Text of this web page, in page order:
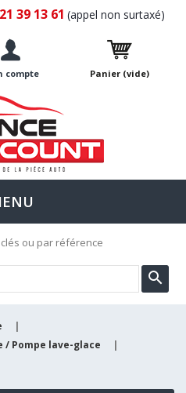
39 13 61 (appel non surtaxé)
compte Panier (vide)
ou par référence
|
Pompe lave-glace
|